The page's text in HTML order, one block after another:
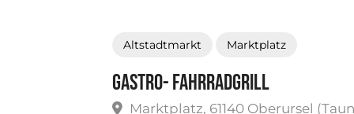
Altstadtmarkt Marktplatz
Gastro- FahrradGrill
Marktplatz, 61140 Oberursel